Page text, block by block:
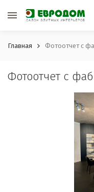
Главная Фотоотчет с
Фотоотчет с